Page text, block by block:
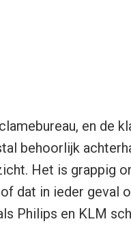
en de
behoorlijk
Het is grappig
dat in ieder geval
Philips en KLM